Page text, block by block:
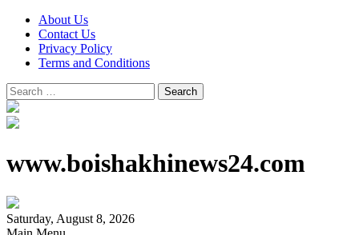
About Us
Contact Us
Privacy Policy
Terms and Conditions
Search
for:
www.boishakhinews24.com
Saturday, August 8, 2026